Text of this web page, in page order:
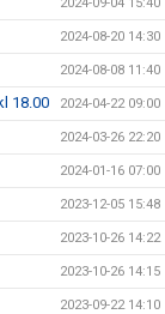
2024-08-20 14:30
2024-08-08 11:40
18.00 2024-04-22 09:00
2024-03-26 22:20
2024-01-16 07:00
2023-12-05 15:48
2023-10-26 14:22
2023-10-26 14:15
2023-09-22 14:10